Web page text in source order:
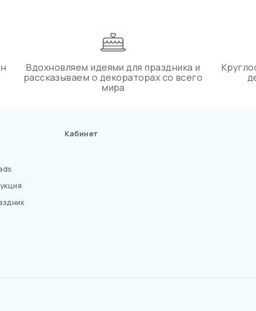
Вдохновляем идеями для праздника и
рассказываем о декораторах со всего
мира
Кабинет